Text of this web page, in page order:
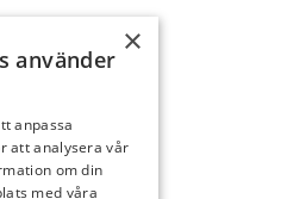
×
använder
anpassa
att analysera vår
om din
med våra